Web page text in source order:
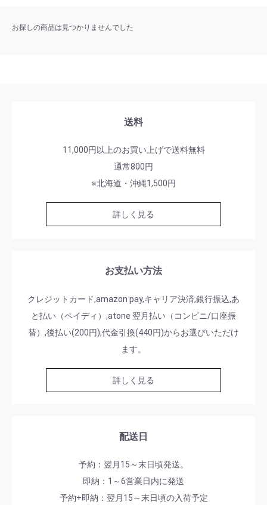
お探しの商品は見つかりませんでした
送料
11,000円以上のお買い上げで送料無料
通常800円
※北海道・沖縄1,500円
詳しく見る
お支払い方法
クレジットカード,amazon pay,キャリア決済,銀行振込,あ
と払い（ペイディ）,atone 翌月払い（コンビニ/口座振
替）,後払い(200円),代金引換(440円)からお選びいただけ
ます。
詳しく見る
配送日
予約：翌月15～末日頃発送。
即納：1～6営業日内に発送
予約+即納：翌月15～末日頃の入荷予定